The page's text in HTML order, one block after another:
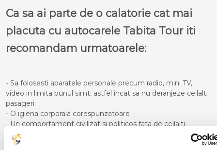
Ca sa ai parte de o calatorie cat mai
placuta cu autocarele Tabita Tour iti
recomandam urmatoarele:
- Sa folosesti aparatele personale precum radio, mini TV,
video in limita bunul simt, astfel incat sa nu deranjeze ceilalti
pasageri.
- O igiena corporala corespunzatoare
- Un comportament civilizat si politicos fata de ceilalti
participanti la calatorie
- Pe timpul cursei sa nu te deplasezi in picioare in interiorul